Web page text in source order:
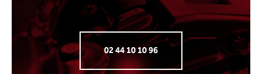
02 44 10 10 96